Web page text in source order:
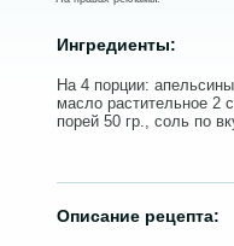
Ингредиенты:
На 4 порции:
масло растительное 2
порей 50 гр., соль по
Описание рецепта: